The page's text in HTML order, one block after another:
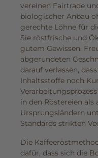
vereinen Fairtrade
biologischer Anbau
gerechte Löhne für
Sie röstfrische und
gutem Gewissen.
abgerundeten
darauf verlassen,
Inhaltsstoffe noch
in den Röstereien als
Ursprungsländern
Standards strikten
Die
dafür, dass sich die